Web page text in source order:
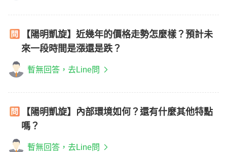
【陽明凱旋】近幾年的價格走勢怎麼樣？預計未
來一段時間是漲還是跌？
暫無回答，去Line問
【陽明凱旋】內部環境如何？還有什麼其他特點
嗎？
暫無回答，去Line問